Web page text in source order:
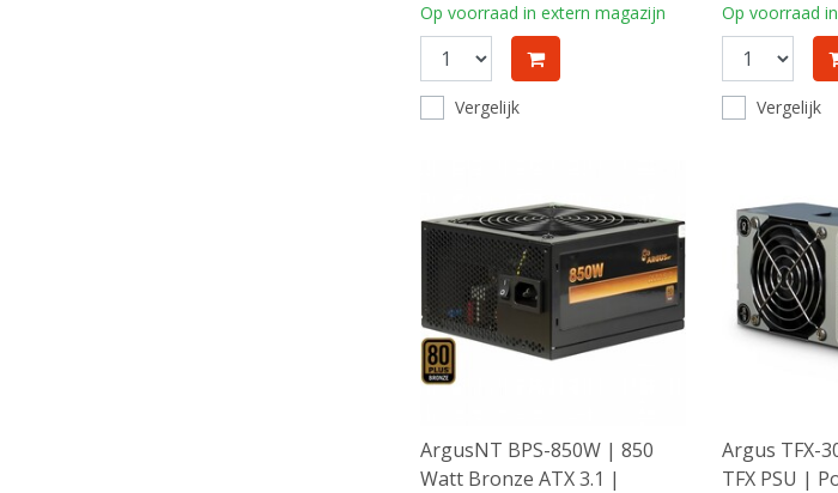
Op voorraad in extern magazijn
Vergelijk
Op voorraad
Vergelijk
ArgusNT BPS-850W | 850
Watt Bronze ATX 3.1 |
Argus TFX-
TFX PSU |